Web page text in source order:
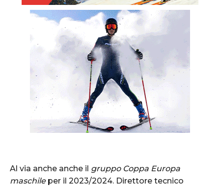
Al via anche anche il gruppo Coppa Europa
maschileper il 2023/2024. Direttore tecnico